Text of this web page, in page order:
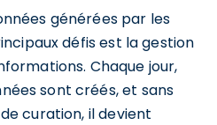
générées par les
défis est la gestion
Chaque jour,
sont créés, et sans
curation, il devient